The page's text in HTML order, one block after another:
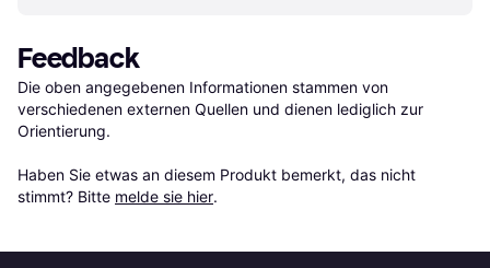
Feedback
Die oben angegebenen Informationen stammen von
verschiedenen externen Quellen und dienen lediglich zur
Orientierung.
Haben Sie etwas an diesem Produkt bemerkt, das nicht
stimmt? Bitte melde sie hier.